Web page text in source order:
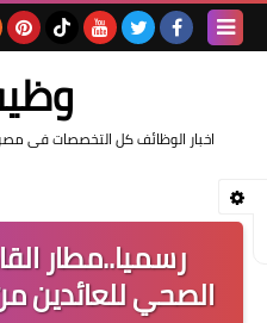
اخبار الوظائف كل التخصصات فى
رسميا..مطار
الصحي للعائدين